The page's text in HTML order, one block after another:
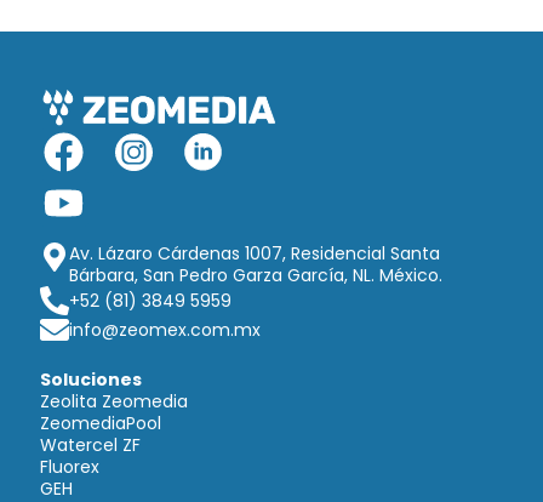
Av. Lázaro Cárdenas 1007, Residencial Santa
Bárbara, San Pedro Garza García, NL. México.
+52 (81) 3849 5959
info@zeomex.com.mx
Soluciones
Zeolita Zeomedia
ZeomediaPool
Watercel ZF
Fluorex
GEH